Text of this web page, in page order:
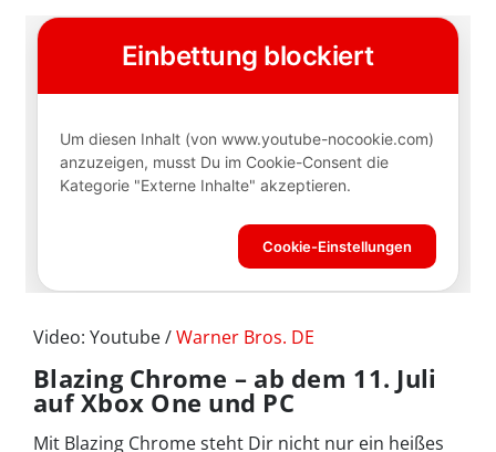
Video: Youtube /Warner Bros. DE
Blazing Chrome – ab dem 11. Juli
auf Xbox One und PC
Mit Blazing Chrome steht Dir nicht nur ein heißes